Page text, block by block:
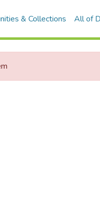
& Collections All of